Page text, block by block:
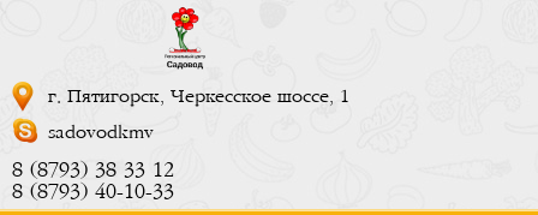
г. Пятигорск, Черкесское шоссе, 1
sadovodkmv
8 (8793) 38 33 12
8 (8793) 40-10-33